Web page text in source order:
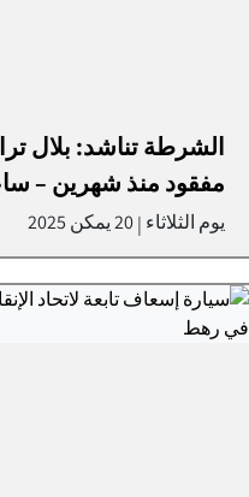
الشرطة تناشد: بلال
مفقود منذ شهرين –
يوم الثلاثاء |20 يمكن 2025